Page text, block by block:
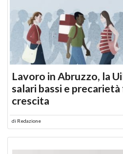
Lavoro in Abruzzo, la
salari bassi e
crescita
di Redazione